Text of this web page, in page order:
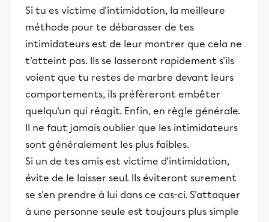
Si tu es victime d'intimidation, la meilleure
méthode pour te débarasser de tes
intimidateurs est de leur montrer que cela ne
t'atteint pas. Ils se lasseront rapidement s'ils
voient que tu restes de marbre devant leurs
comportements, ils préfèreront embêter
quelqu'un qui réagit. Enfin, en règle générale.
Il ne faut jamais oublier que les intimidateurs
sont généralement les plus faibles.
Si un de tes amis est victime d'intimidation,
évite de le laisser seul. Ils éviteront surement
se s'en prendre à lui dans ce cas-ci. S'attaquer
à une personne seule est toujours plus simple